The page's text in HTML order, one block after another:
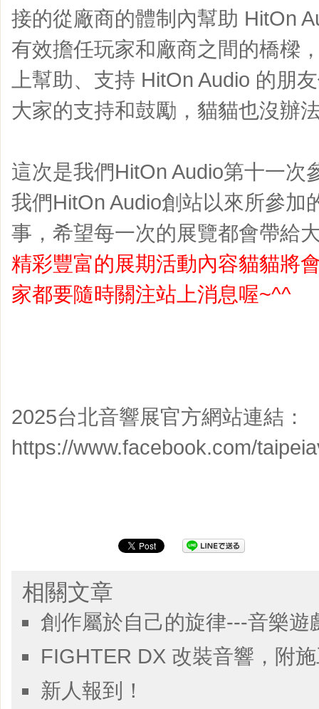
接的從廠商的體制內幫助 HitOn
有效擔任玩家和廠商之間的橋樑
上幫助、支持 HitOn Audio 的朋
大家的支持和鼓勵，貓貓也沒辦
這次是我們HitOn Audio第十一次
我們HitOn Audio創站以來所參加
事，希望每一次的展覽都會帶給
精彩豐富的展期活動內容貓貓將
家都要隨時關注站上消息喔~^^
2025台北音響展官方網站連結：
https://www.facebook.com/
相關文章
創作屬於自己的旋律---音樂遊
FIGHTER DX 改裝音響，附
新人報到！